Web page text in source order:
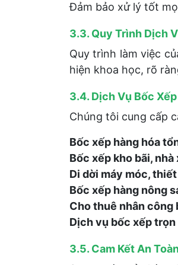
Đảm bảo xử lý tốt
3.3. Quy Trình Dịch
Quy trình làm việc
hiện khoa học, rõ
3.4. Dịch Vụ Bốc
Chúng tôi cung cấp
Bốc xếp hàng hóa
Bốc xếp kho bãi, nhà
Di dời máy móc,
Bốc xếp hàng nông
Cho thuê nhân công
Dịch vụ bốc xếp trọn
3.5. Cam Kết An